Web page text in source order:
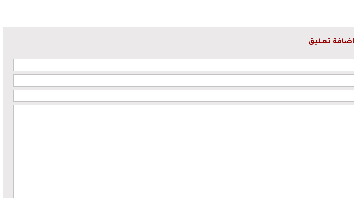
اضافة تعليق